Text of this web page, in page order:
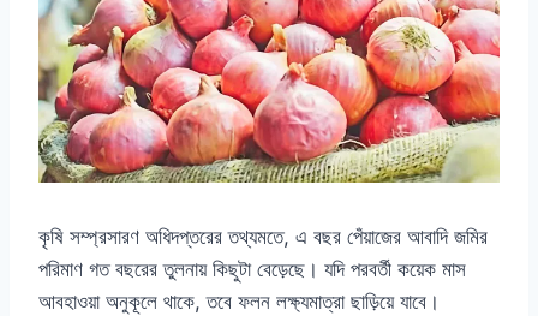
কৃষি সম্প্রসারণ অধিদপ্তরের তথ্যমতে, এ বছর পেঁয়াজের আবাদি জমির
পরিমাণ গত বছরের তুলনায় কিছুটা বেড়েছে। যদি পরবর্তী কয়েক মাস
আবহাওয়া অনুকূলে থাকে, তবে ফলন লক্ষ্যমাত্রা ছাড়িয়ে যাবে।